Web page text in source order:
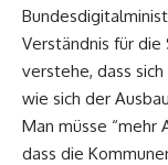
Verständnis für
verstehe, dass
wie sich der
Man müsse “mehr
dass die